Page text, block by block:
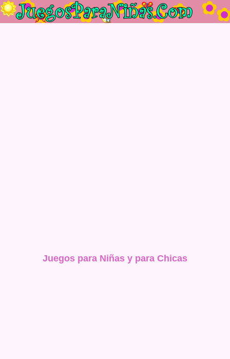
Juegos para Niñas y para Chicas